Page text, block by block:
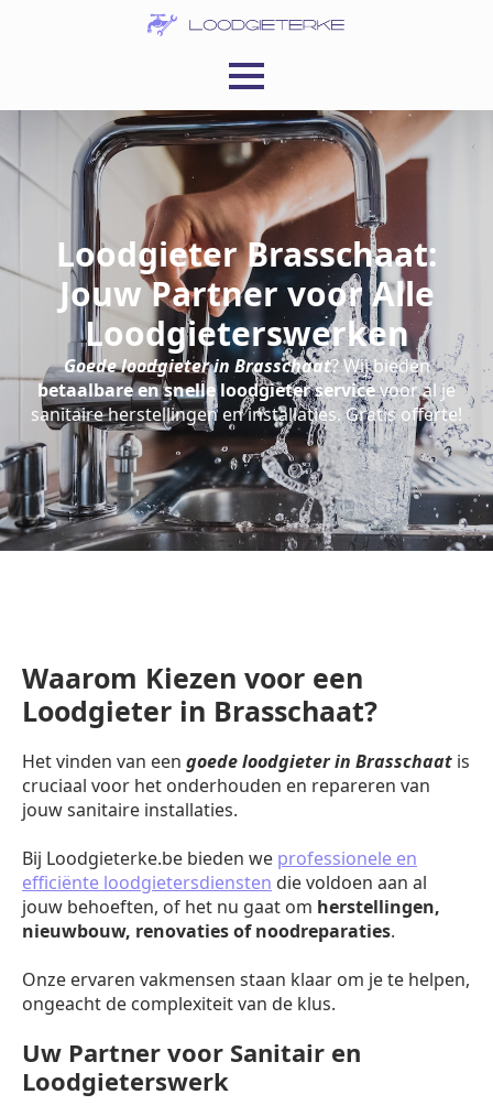
Loodgieter Brasschaat:
Jouw Partner voor Alle
Loodgieterswerken
Goede loodgieter in Brasschaat? Wij bieden
betaalbare en snelle loodgieter servicevoor al je
sanitaire herstellingen en installaties. Gratis offerte!
Waarom Kiezen voor een
Loodgieter in Brasschaat?
Het vinden van een goede loodgieter in Brasschaat is
cruciaal voor het onderhouden en repareren van
jouw sanitaire installaties.
Bij Loodgieterke.be bieden we professionele en
efficiënte loodgietersdiensten die voldoen aan al
jouw behoeften, of het nu gaat om herstellingen,
nieuwbouw, renovaties of noodreparaties.
Onze ervaren vakmensen staan klaar om je te helpen,
ongeacht de complexiteit van de klus.
Uw Partner voor Sanitair en
Loodgieterswerk